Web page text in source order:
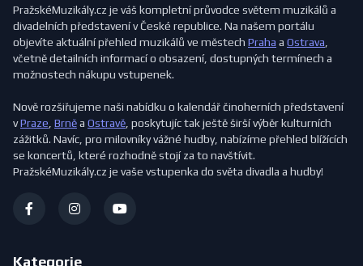
PražskéMuzikály.cz je váš kompletní průvodce světem muzikálů a
divadelních představení v České republice. Na našem portálu
objevíte aktuální přehled muzikálů ve městech Praha a Ostrava,
včetně detailních informací o obsazení, dostupných termínech a
možnostech nákupu vstupenek.
Nově rozšiřujeme naši nabídku o kalendář činoherních představení
vPraze, Brněa Ostravě, poskytujíc tak ještě širší výběr kulturních
zážitků. Navíc, pro milovníky vážné hudby, nabízíme přehled blížících
se koncertů, které rozhodně stojí za to navštívit.
PražskéMuzikály.cz je vaše vstupenka do světa divadla a hudby!
Kategorie